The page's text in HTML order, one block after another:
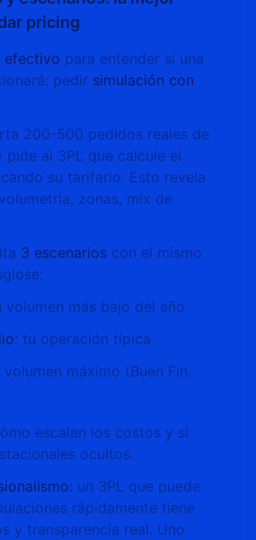
pricing
efectivo para entender si una
pedir simulación con
200-500 pedidos reales de
al 3PL que calcule el
su tarifario. Esto revela
zonas, mix de
3 escenarios con el mismo
volumen más bajo del año
: tu operación típica
volumen máximo (Buen Fin,
escalan los costos y si
ocultos.
: un 3PL que puede
rápidamente tiene
y transparencia real. Uno